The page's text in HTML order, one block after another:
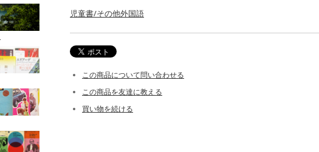
児童書/その他外国語
この商品について問い合わせる
この商品を友達に教える
買い物を続ける